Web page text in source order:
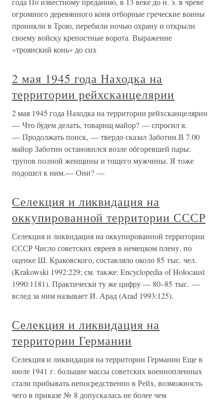
огромного деревянного коня отборные греческие воины
проникли в Трою, перебили ночью охрану и открыли
своему войску крепостные ворота. Выражение
«троянский конь» до сих
2 мая 1945 года Находка на
территории рейхсканцелярии
2 мая 1945 года Находка на территории рейхсканцелярии
— Что будем делать, товарищ майор? — спросил я.
— Продолжать поиск, — твердо сказал Заботин.В 7.00
майор Заботин остановился возле обгоревшей пары:
трупов полной женщины и тощего мужчины. Я тоже
подошел к ним.— Они? —
Селекция и ликвидация на
оккупированной территории СССР
Селекция и ликвидация на оккупированной территории
СССР Число советских евреев в немецком плену, по
оценке Ш. Краковского, составляло около 85 тыс. чел.
(Krakowski 1992:229; см. также: Encyclopedia of Holocaust
1990:1181). Практически ту же цифру — 80–85 тыс. —
вслед за ним называет И. Арад (Arad 1993:125).
Селекция и ликвидация на
территории Германии
Селекция и ликвидация на территории Германии Еще в
июле 1941 г. большие массы советских военнопленных
стали прибывать непосредственно в Рейх, возможность
чего в приказе № 8 допускалась не более чем